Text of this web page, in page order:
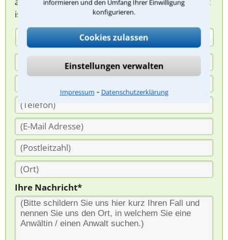
informieren und den Umfang Ihrer Einwilligung
konfigurieren.
Cookies zulassen
Einstellungen verwalten
Impressum ⁃ Datenschutzerklärung
ist für Sie kostenlos.
Ihre Nachricht*